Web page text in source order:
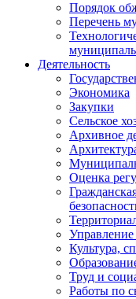
Порядок
Перечень
Деятельность
Экономика
Закупки
Сельское
Архивное
Оценка
Культура,
Труд и
Работы по